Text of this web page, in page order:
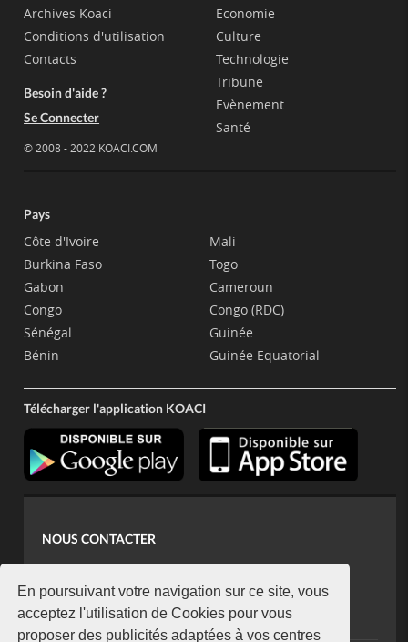
En poursuivant votre navigation sur ce site, vous
acceptez l'utilisation de Cookies pour vous
proposer des publicités adaptées à vos centres
Archives Koaci
Conditions d'utilisation
Contacts
Besoin d'aide ?
Se Connecter
© 2008 - 2022 KOACI.COM
Economie
Culture
Technologie
Tribune
Evènement
Santé
Pays
Côte d'Ivoire
Burkina Faso
Gabon
Congo
Sénégal
Bénin
Mali
Togo
Cameroun
Congo (RDC)
Guinée
Guinée Equatorial
Télécharger l'application KOACI
NOUS CONTACTER
koaci@yahoo.fr
+225 07 08 85 52 93